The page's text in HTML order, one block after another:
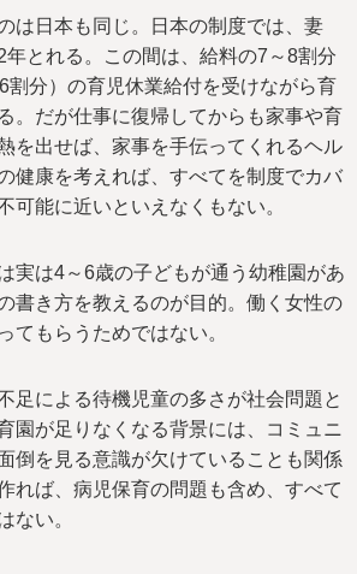
は日本も同じ。日本の制度では、妻
年とれる。この間は、給料の7～8割分
割分）の育児休業給付を受けながら育
。だが仕事に復帰してからも家事や育
を出せば、家事を手伝ってくれるヘル
健康を考えれば、すべてを制度でカバ
可能に近いといえなくもない。
実は4～6歳の子どもが通う幼稚園があ
書き方を教えるのが目的。働く女性の
てもらうためではない。
足による待機児童の多さが社会問題と
園が足りなくなる背景には、コミュニ
倒を見る意識が欠けていることも関係
れば、病児保育の問題も含め、すべて
ない。